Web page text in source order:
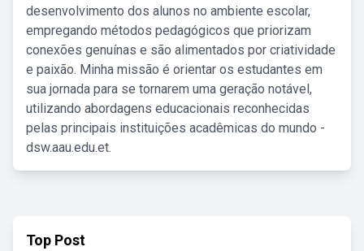
desenvolvimento dos alunos no ambiente escolar,
empregando métodos pedagógicos que priorizam
conexões genuínas e são alimentados por criatividade
e paixão. Minha missão é orientar os estudantes em
sua jornada para se tornarem uma geração notável,
utilizando abordagens educacionais reconhecidas
pelas principais instituições acadêmicas do mundo -
dsw.aau.edu.et.
Top Post